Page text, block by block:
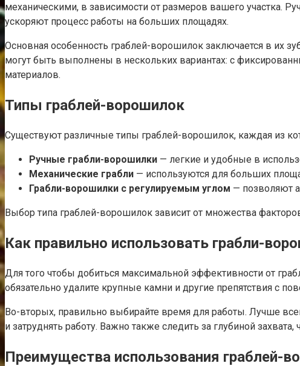
механическими, в зависимости от размеров вашего участка.
ускоряют процесс работы на больших площадях.
Основная особенность граблей-ворошилок заключается в их
могут быть выполнены в нескольких вариантах: с
материалов.
Типы граблей-ворошилок
Существуют различные типы граблей-ворошилок, каждая из
Ручные грабли-ворошилки — легкие и удобные в
Механические грабли — используются для больших
Грабли-ворошилки с регулируемым углом — позволяют
Выбор типа граблей-ворошилок зависит от множества
Как правильно использовать грабли-
Для того чтобы добиться максимальной эффективности от
обязательно удалите крупные камни и другие препятствия с
Во-вторых, правильно выбирайте время для работы. Лучше
и затруднять работу. Важно также следить за глубиной
Преимущества использования граблей-